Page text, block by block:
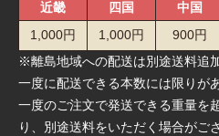
近畿
四国 中国
1,000円
1,000円 900円
※離島地域への配送は別途送料追
一度に配送できる本数には限りが
一度のご注文で発送できる重量を
り、別途送料をいただく場合がご